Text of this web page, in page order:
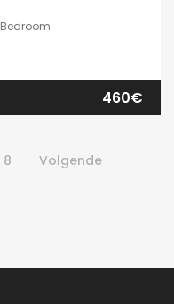
Bedroom
460€
8 Volgende